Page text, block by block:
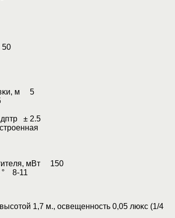
50
м 5
± 2.5
мBт 150
° 8-11
1,7 м., ocвeщeннocть 0,05 люĸc (1/4